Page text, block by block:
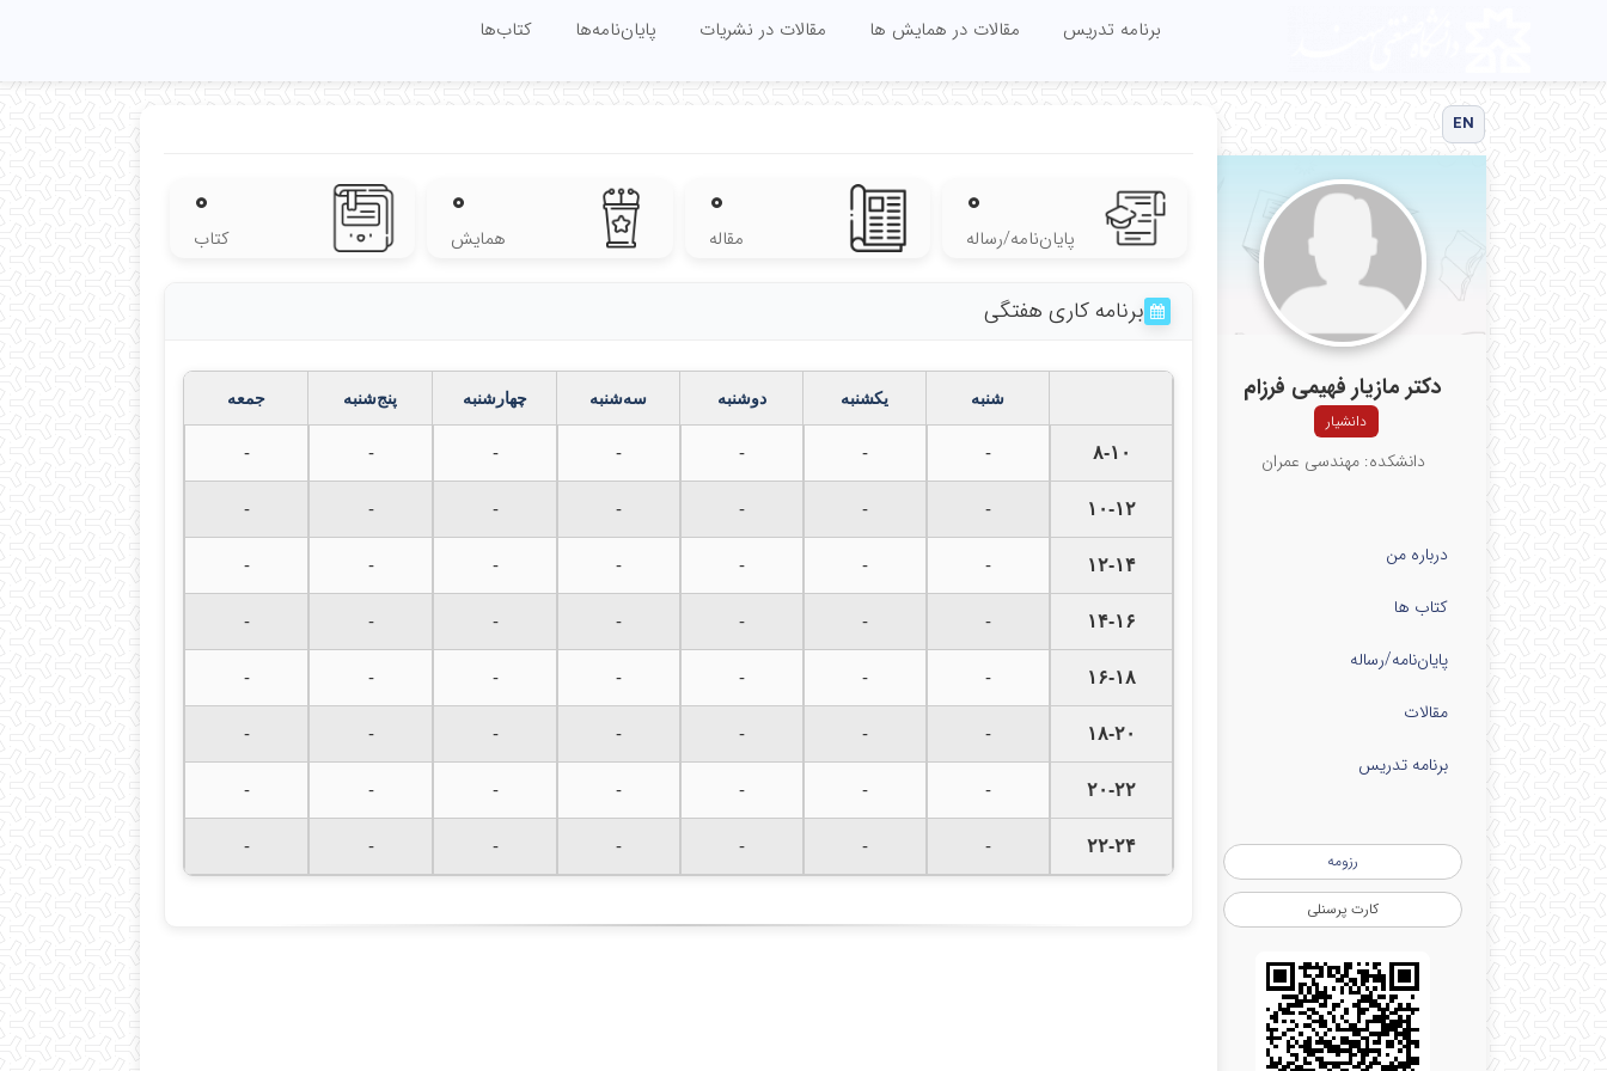
برنامه تدریس مقالات در همایش ها مقالات در نشریات پایان‌نامه‌ها کتاب‌ها
EN
دکتر مازیار فهیمی فرزام
دانشیار
دانشکده: مهندسی عمران
درباره من
کتاب ها
پایان‌نامه‌/رساله
مقالات
برنامه تدریس
رزومه
کارت پرسنلی
۰
پایان‌نامه‌/رساله
۰
مقاله
۰
همایش
۰
کتاب
برنامه کاری هفتگی
شنبه یکشنبه دوشنبه سه‌شنبه چهارشنبه پنج‌شنبه جمعه
۸-۱۰ -
-
-
-
-
-
-
۱۰-۱۲ -
-
-
-
-
-
-
۱۲-۱۴ -
-
-
-
-
-
-
۱۴-۱۶ -
-
-
-
-
-
-
۱۶-۱۸ -
-
-
-
-
-
-
۱۸-۲۰ -
-
-
-
-
-
-
۲۰-۲۲ -
-
-
-
-
-
-
۲۲-۲۴ -
-
-
-
-
-
-